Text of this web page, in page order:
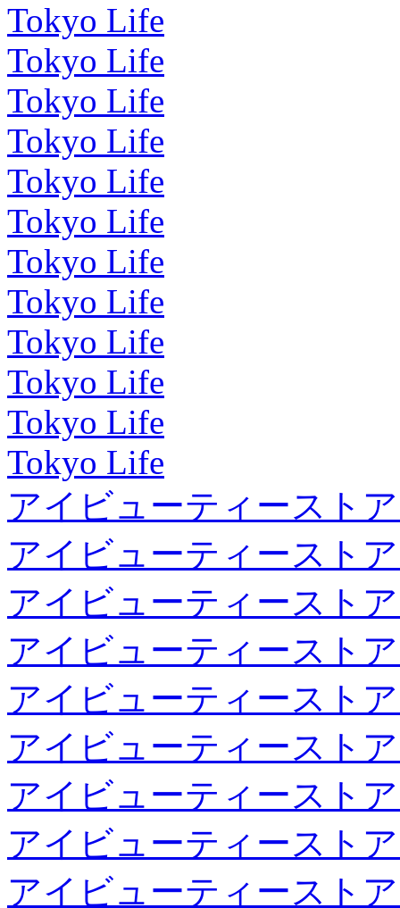
Tokyo Life
Tokyo Life
Tokyo Life
Tokyo Life
Tokyo Life
Tokyo Life
Tokyo Life
Tokyo Life
Tokyo Life
Tokyo Life
Tokyo Life
Tokyo Life
アイビューティースト
アイビューティースト
アイビューティースト
アイビューティースト
アイビューティースト
アイビューティースト
アイビューティースト
アイビューティースト
アイビューティースト